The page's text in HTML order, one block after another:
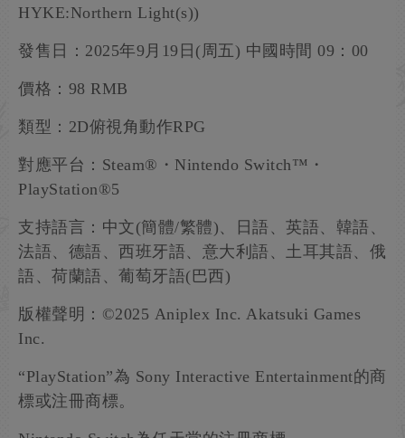
HYKE:Northern Light(s))
發售日：2025年9月19日(周五) 中國時間 09：00
價格：98 RMB
類型：2D俯視角動作RPG
對應平台：Steam®・Nintendo Switch™・
PlayStation®5
支持語言：中文(簡體/繁體)、日語、英語、韓語、
法語、德語、西班牙語、意大利語、土耳其語、俄
語、荷蘭語、葡萄牙語(巴西)
版權聲明：©2025 Aniplex Inc. Akatsuki Games
Inc.
“PlayStation”為 Sony Interactive Entertainment的商
標或注冊商標。